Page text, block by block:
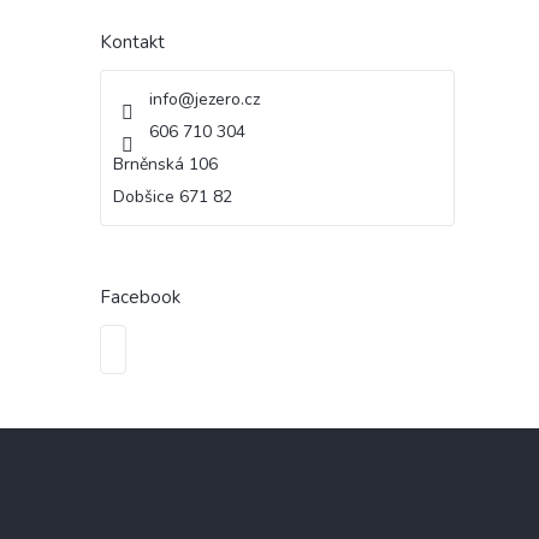
Kontakt
info@jezero.cz
606 710 304
Brněnská 106
Dobšice 671 82
Facebook